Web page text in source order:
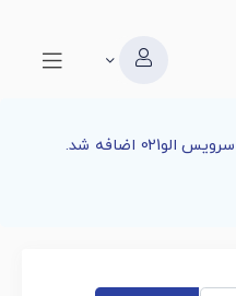
اضافه شد.